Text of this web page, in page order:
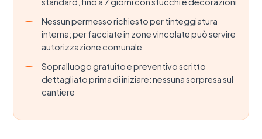
Nessun permesso richiesto per tinteggiatura
interna; per facciate in zone vincolate può servire
autorizzazione comunale
Sopralluogo gratuito e preventivo scritto
dettagliato prima di iniziare: nessuna sorpresa sul
cantiere